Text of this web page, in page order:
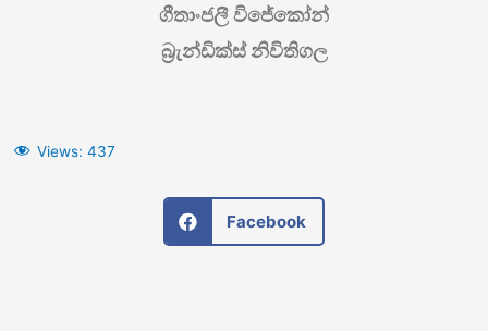
ගීතාංජලී විජේකෝන්
බ්‍රැන්ඩික්ස් නිවිතිගල
Views: 437
Facebook